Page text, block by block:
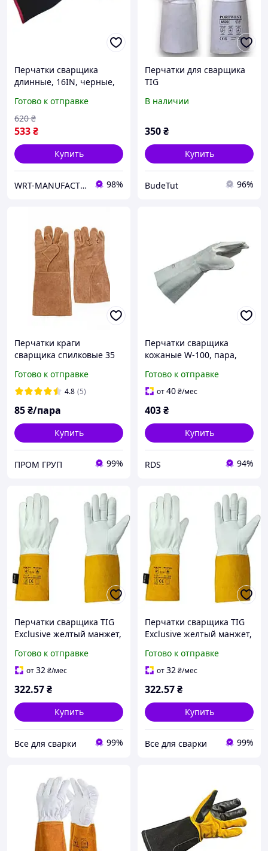
Перчатки сварщика
длинные, 16IN, черные,
арт. 0984310002 )
Готово к отправке
533₴
620 ₴
Купить
WRT-MANUFACTURING 98%
Перчатки для сварщика
TIG
В наличии
350₴
Купить
BudeTut 96%
Перчатки краги
сварщика спилковые 35
Готово к отправке
4.8 (5)
85₴/пара
Купить
ПРОМ ГРУП 99%
Перчатки сварщика
кожаные W-100, пара,
Готово к отправке
от40₴/мес
403₴
Купить
RDS 94%
Перчатки сварщика TIG
Exclusive желтый манжет,
лицевой кожи, размер 9,
сшитые кевларовой
Готово к отправке
от32₴/мес
322.57₴
Купить
Все для сварки 99%
Перчатки сварщика TIG
Exclusive желтый манжет,
лицевой кожи, размер 10,
сшитые кевларовой
Готово к отправке
от32₴/мес
322.57₴
Купить
Все для сварки 99%